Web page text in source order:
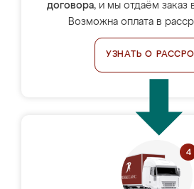
договора, и мы отдаём заказ
Возможна оплата в
УЗНАТЬ О